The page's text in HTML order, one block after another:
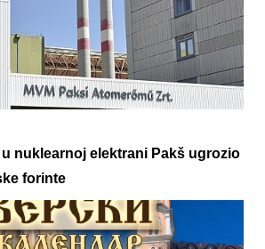
nuklearnoj elektrani Pakš ugrozio
forinte